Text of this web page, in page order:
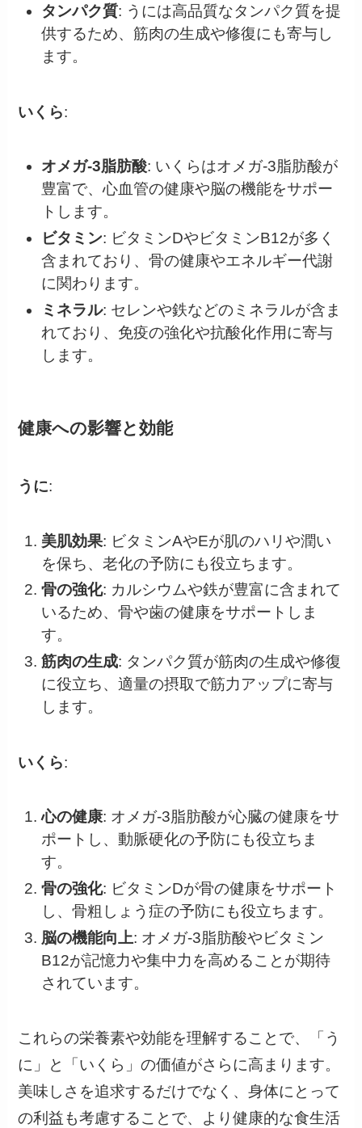
タンパク質: うには高品質なタンパク質を提
供するため、筋肉の生成や修復にも寄与し
ます。
いくら:
オメガ-3脂肪酸: いくらはオメガ-3脂肪酸が
豊富で、心血管の健康や脳の機能をサポー
トします。
ビタミン: ビタミンDやビタミンB12が多く
含まれており、骨の健康やエネルギー代謝
に関わります。
ミネラル: セレンや鉄などのミネラルが含ま
れており、免疫の強化や抗酸化作用に寄与
します。
健康への影響と効能
うに:
美肌効果: ビタミンAやEが肌のハリや潤い
を保ち、老化の予防にも役立ちます。
骨の強化: カルシウムや鉄が豊富に含まれて
いるため、骨や歯の健康をサポートしま
す。
筋肉の生成: タンパク質が筋肉の生成や修復
に役立ち、適量の摂取で筋力アップに寄与
します。
いくら:
心の健康: オメガ-3脂肪酸が心臓の健康をサ
ポートし、動脈硬化の予防にも役立ちま
す。
骨の強化: ビタミンDが骨の健康をサポート
し、骨粗しょう症の予防にも役立ちます。
脳の機能向上: オメガ-3脂肪酸やビタミン
B12が記憶力や集中力を高めることが期待
されています。
これらの栄養素や効能を理解することで、「う
に」と「いくら」の価値がさらに高まります。
美味しさを追求するだけでなく、身体にとって
の利益も考慮することで、より健康的な食生活